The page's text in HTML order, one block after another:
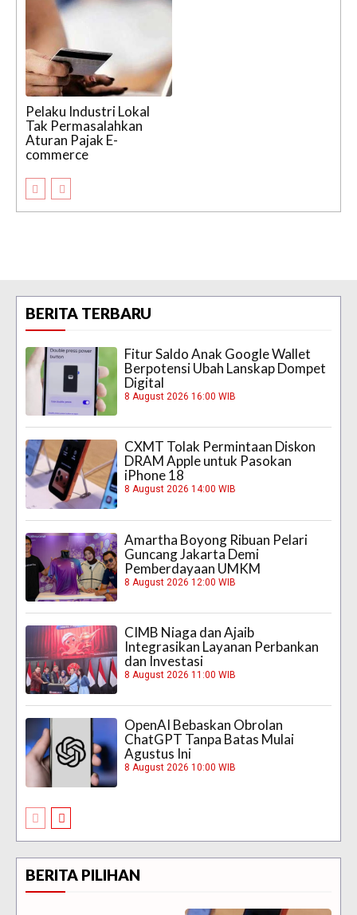
Pelaku Industri Lokal
Tak Permasalahkan
Aturan Pajak E-
commerce
BERITA TERBARU
Fitur Saldo Anak Google Wallet
Berpotensi Ubah Lanskap Dompet
Digital
8 August 2026 16:00 WIB
CXMT Tolak Permintaan Diskon
DRAM Apple untuk Pasokan
iPhone 18
8 August 2026 14:00 WIB
Amartha Boyong Ribuan Pelari
Guncang Jakarta Demi
Pemberdayaan UMKM
8 August 2026 12:00 WIB
CIMB Niaga dan Ajaib
Integrasikan Layanan Perbankan
dan Investasi
8 August 2026 11:00 WIB
OpenAI Bebaskan Obrolan
ChatGPT Tanpa Batas Mulai
Agustus Ini
8 August 2026 10:00 WIB
BERITA PILIHAN